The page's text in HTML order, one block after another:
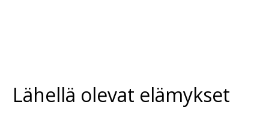
Lähellä olevat elämykset